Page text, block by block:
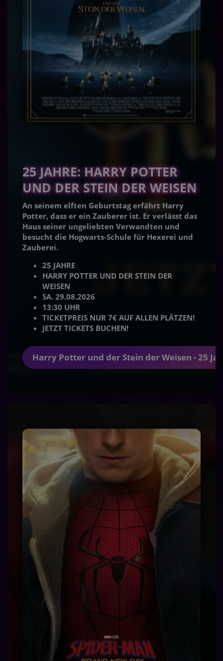
25 JAHRE: HARRY POTTER
UND DER STEIN DER WEISEN
An seinem elften Geburtstag erfährt Harry
Potter, dass er ein Zauberer ist. Er verlässt das
Haus seiner ungeliebten Verwandten und
besucht die Hogwarts-Schule für Hexerei und
Zauberei.
25 JAHRE
HARRY POTTER UND DER STEIN DER
WEISEN
SA. 29.08.2026
13:30 UHR
TICKETPREIS NUR 7€ AUF ALLEN PLÄTZEN!
JETZT TICKETS BUCHEN!
Harry Potter und der Stein der Weisen - 25